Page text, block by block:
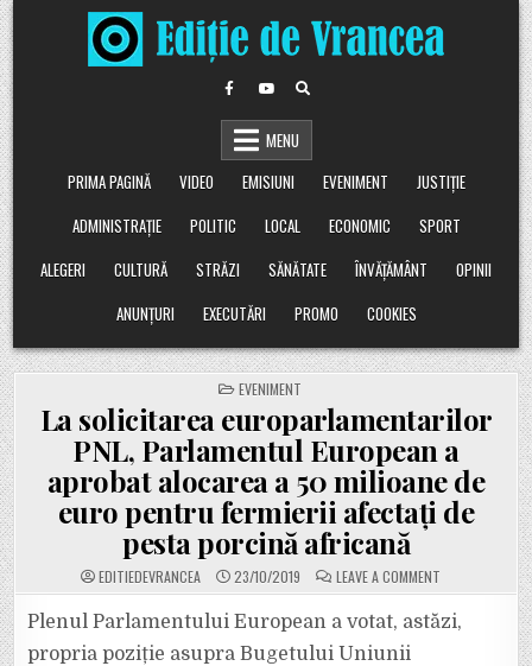
Skip
to
content
MENU
PRIMA PAGINĂ
VIDEO EMISIUNI EVENIMENT
JUSTIȚIE
ADMINISTRAȚIE
POLITIC LOCAL ECONOMIC
SPORT
ALEGERI
CULTURĂ STRĂZI SĂNĂTATE ÎNVĂȚĂMÂNT
OPINII
ANUNȚURI
EXECUTĂRI PROMO COOKIES
POSTED
IN
EVENIMENT
La solicitarea europarlamentarilor
PNL, Parlamentul European a
aprobat alocarea a 50 milioane de
euro pentru fermierii afectați de
pesta porcină africană
EDITIEDEVRANCEA 23/10/2019 LEAVE A COMMENTON
LA
PNL,
PARLAMENTUL
Plenul Parlamentului European a votat, astăzi,
propria poziție asupra Bugetului Uniunii